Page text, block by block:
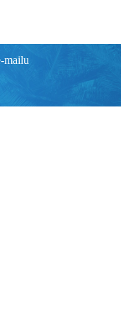
ubytování.
města. Navštívíte
se lodí po kanálech
mailu